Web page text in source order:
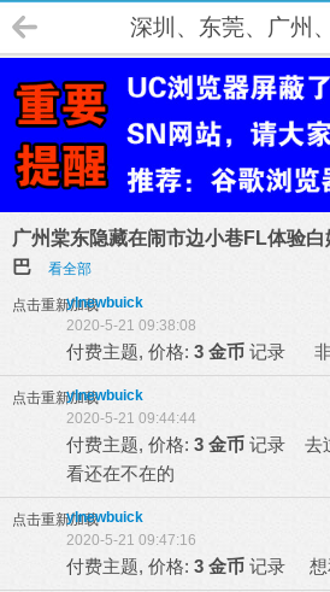
深圳、东莞、广州
广州棠东隐藏在闹市边小巷FL体验
巴
看全部
点击重新加载ylnewbuick
2020-5-21 09:38:08
付费主题, 价格: 3 金币 记录 非
点击重新加载ylnewbuick
2020-5-21 09:44:44
付费主题, 价格: 3 金币 记录 去
看还在不在的
点击重新加载ylnewbuick
2020-5-21 09:47:16
付费主题, 价格: 3 金币 记录 想